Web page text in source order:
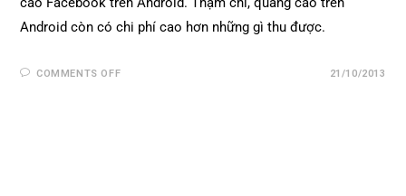
Android còn có chi phí cao hơn những gì thu được.
COMMENTS OFF 21/10/2013